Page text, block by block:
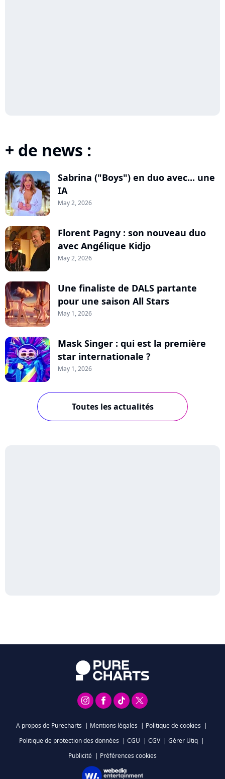
+ de news :
Sabrina ("Boys") en duo avec... une
IA
May 2, 2026
Florent Pagny : son nouveau duo
avec Angélique Kidjo
May 2, 2026
Une finaliste de DALS partante
pour une saison All Stars
May 1, 2026
Mask Singer : qui est la première
star internationale ?
May 1, 2026
Toutes les actualités
A propos de Purecharts | Mentions légales | Politique de cookies |
Politique de protection des données | CGU | CGV | Gérer Utiq |
Publicité | Préférences cookies